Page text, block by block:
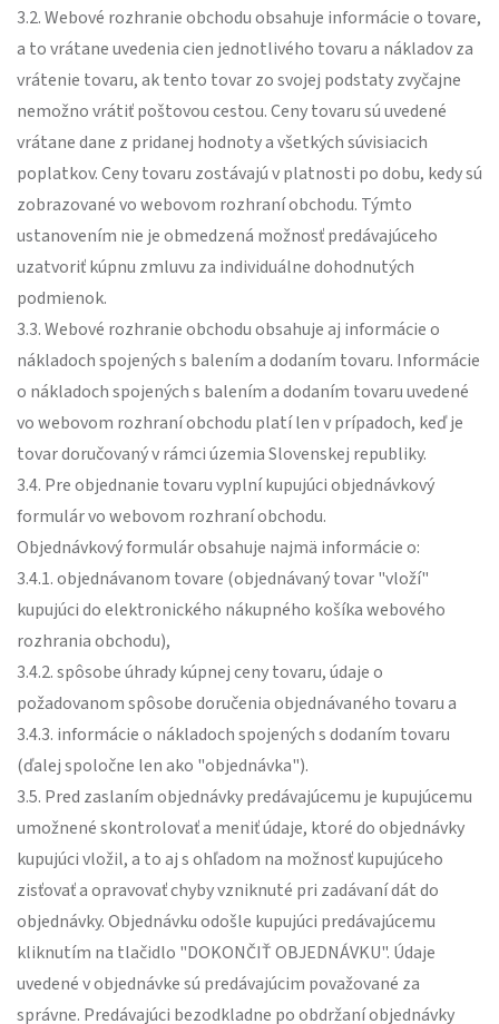
3.2. Webové rozhranie obchodu obsahuje informácie o tovare,
a to vrátane uvedenia cien jednotlivého tovaru a nákladov za
vrátenie tovaru, ak tento tovar zo svojej podstaty zvyčajne
nemožno vrátiť poštovou cestou. Ceny tovaru sú uvedené
vrátane dane z pridanej hodnoty a všetkých súvisiacich
poplatkov. Ceny tovaru zostávajú v platnosti po dobu, kedy sú
zobrazované vo webovom rozhraní obchodu. Týmto
ustanovením nie je obmedzená možnosť predávajúceho
uzatvoriť kúpnu zmluvu za individuálne dohodnutých
podmienok.
3.3. Webové rozhranie obchodu obsahuje aj informácie o
nákladoch spojených s balením a dodaním tovaru. Informácie
o nákladoch spojených s balením a dodaním tovaru uvedené
vo webovom rozhraní obchodu platí len v prípadoch, keď je
tovar doručovaný v rámci územia Slovenskej republiky.
3.4. Pre objednanie tovaru vyplní kupujúci objednávkový
formulár vo webovom rozhraní obchodu.
Objednávkový formulár obsahuje najmä informácie o:
3.4.1. objednávanom tovare (objednávaný tovar "vloží"
kupujúci do elektronického nákupného košíka webového
rozhrania obchodu),
3.4.2. spôsobe úhrady kúpnej ceny tovaru, údaje o
požadovanom spôsobe doručenia objednávaného tovaru a
3.4.3. informácie o nákladoch spojených s dodaním tovaru
(ďalej spoločne len ako "objednávka").
3.5. Pred zaslaním objednávky predávajúcemu je kupujúcemu
umožnené skontrolovať a meniť údaje, ktoré do objednávky
kupujúci vložil, a to aj s ohľadom na možnosť kupujúceho
zisťovať a opravovať chyby vzniknuté pri zadávaní dát do
objednávky. Objednávku odošle kupujúci predávajúcemu
kliknutím na tlačidlo "DOKONČIŤ OBJEDNÁVKU". Údaje
uvedené v objednávke sú predávajúcim považované za
správne. Predávajúci bezodkladne po obdržaní objednávky